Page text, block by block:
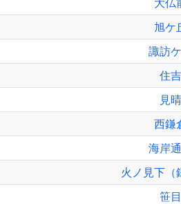
大仏
旭ケ
諏訪
住吉
見晴
西鎌
海岸
火ノ見下（
笹目